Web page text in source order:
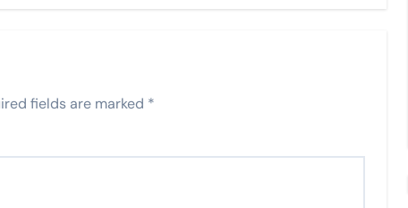
fields are marked *